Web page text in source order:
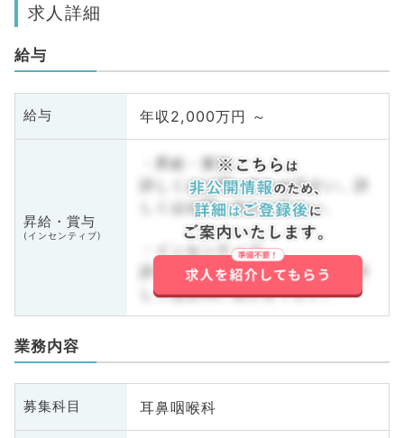
求人詳細
給与
給与 年収2,000万円 ～
昇給・賞与
(インセンティブ)
・昇給・賞与
詳しくはお問い合わせ下さい。詳
しくはお問い合わせ下さい。
・インセンティブ
詳しくはお問い合わせ下さい。詳
しくはお問い合わせ下さい。
業務内容
募集科目 耳鼻咽喉科